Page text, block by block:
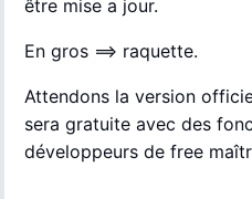
être mise a jour.
En gros ==> raquette.
Attendons la version
sera gratuite avec des
développeurs de free